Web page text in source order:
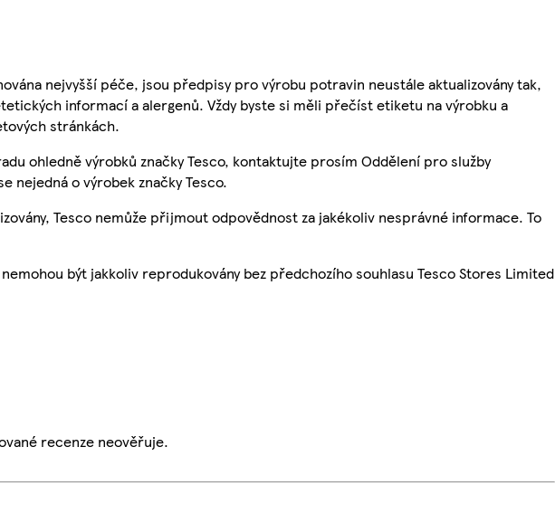
nejvyšší péče, jsou předpisy pro výrobu potravin neustále aktualizovány tak,
informací a alergenů. Vždy byste si měli přečíst etiketu na výrobku a
stránkách.
ohledně výrobků značky Tesco, kontaktujte prosím Oddělení pro služby
nejedná o výrobek značky Tesco.
Tesco nemůže přijmout odpovědnost za jakékoliv nesprávné informace. To
být jakkoliv reprodukovány bez předchozího souhlasu Tesco Stores Limited
recenze neověřuje.